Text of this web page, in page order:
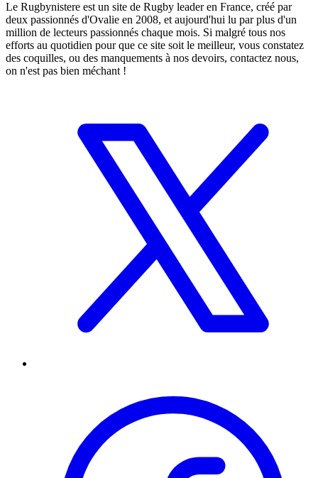
Le Rugbynistere est un site de Rugby leader en France, créé par
deux passionnés d'Ovalie en 2008, et aujourd'hui lu par plus d'un
million de lecteurs passionnés chaque mois. Si malgré tous nos
efforts au quotidien pour que ce site soit le meilleur, vous constatez
des coquilles, ou des manquements à nos devoirs, contactez nous,
on n'est pas bien méchant !